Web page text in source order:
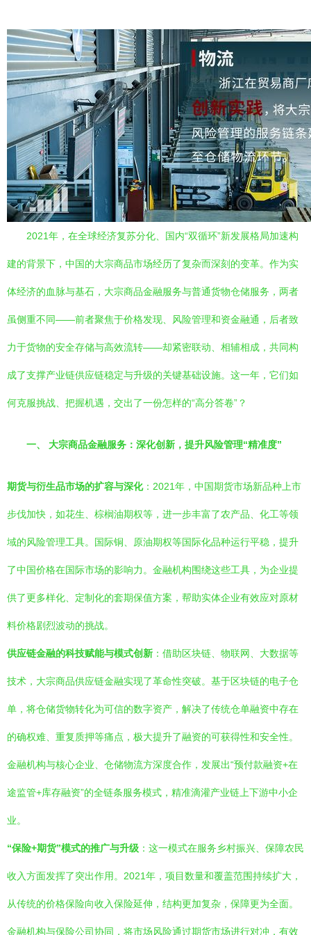
2021年，在全球经济复苏分化、国内“双循环”新发展格局加速构
建的背景下，中国的大宗商品市场经历了复杂而深刻的变革。作为实
体经济的血脉与基石，大宗商品金融服务与普通货物仓储服务，两者
虽侧重不同——前者聚焦于价格发现、风险管理和资金融通，后者致
力于货物的安全存储与高效流转——却紧密联动、相辅相成，共同构
成了支撑产业链供应链稳定与升级的关键基础设施。这一年，它们如
何克服挑战、把握机遇，交出了一份怎样的“高分答卷”？
一、 大宗商品金融服务：深化创新，提升风险管理“精准度”
期货与衍生品市场的扩容与深化：2021年，中国期货市场新品种上市
步伐加快，如花生、棕榈油期权等，进一步丰富了农产品、化工等领
域的风险管理工具。国际铜、原油期权等国际化品种运行平稳，提升
了中国价格在国际市场的影响力。金融机构围绕这些工具，为企业提
供了更多样化、定制化的套期保值方案，帮助实体企业有效应对原材
料价格剧烈波动的挑战。
供应链金融的科技赋能与模式创新 ：借助区块链、物联网、大数据等
技术，大宗商品供应链金融实现了革命性突破。基于区块链的电子仓
单，将仓储货物转化为可信的数字资产，解决了传统仓单融资中存在
的确权难、重复质押等痛点，极大提升了融资的可获得性和安全性。
金融机构与核心企业、仓储物流方深度合作，发展出“预付款融资+在
途监管+库存融资”的全链条服务模式，精准滴灌产业链上下游中小企
业。
“保险+期货”模式的推广与升级 ：这一模式在服务乡村振兴、保障农民
收入方面发挥了突出作用。2021年，项目数量和覆盖范围持续扩大，
从传统的价格保险向收入保险延伸，结构更加复杂，保障更为全面。
金融机构与保险公司协同，将市场风险通过期货市场进行对冲，有效